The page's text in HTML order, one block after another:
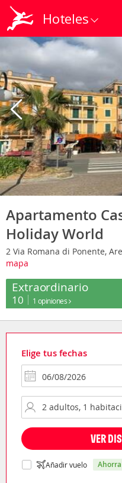
Hoteles
Apartamento
Holiday World
2 Via Romana di Ponente,
mapa
Extraordinario
10 1 opiniones
Elige tus fechas
VER
Añadir vuelo